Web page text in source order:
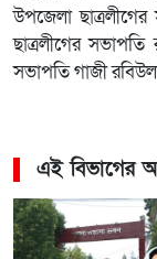
উপজেলা
ছাত্রলীগের
সভাপতি গাজী
এই বিভাগের